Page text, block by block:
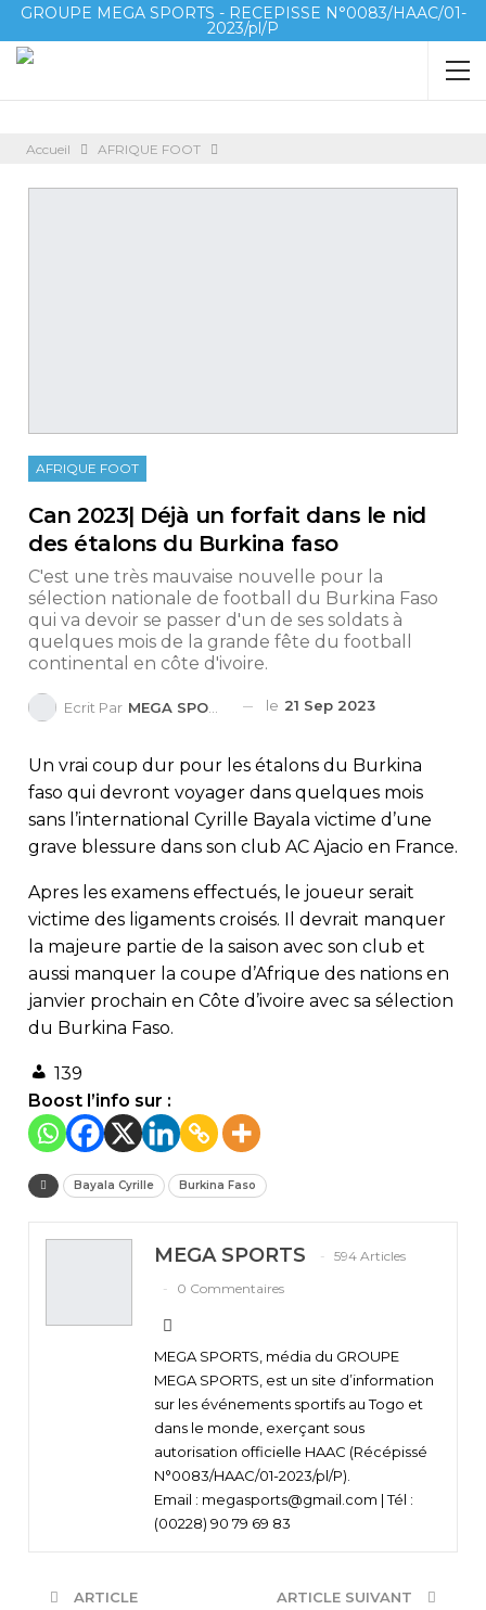
GROUPE MEGA SPORTS - RECEPISSE N°0083/HAAC/01-
2023/pl/P
Accueil AFRIQUE FOOT
AFRIQUE FOOT
Can 2023| Déjà un forfait dans le nid
des étalons du Burkina faso
C'est une très mauvaise nouvelle pour la
sélection nationale de football du Burkina Faso
qui va devoir se passer d'un de ses soldats à
quelques mois de la grande fête du football
continental en côte d'ivoire.
Ecrit Par MEGA SPORTS le 21 Sep 2023
Un vrai coup dur pour les étalons du Burkina
faso qui devront voyager dans quelques mois
sans l’international Cyrille Bayala victime d’une
grave blessure dans son club AC Ajacio en France.
Apres les examens effectués, le joueur serait
victime des ligaments croisés. Il devrait manquer
la majeure partie de la saison avec son club et
aussi manquer la coupe d’Afrique des nations en
janvier prochain en Côte d’ivoire avec sa sélection
du Burkina Faso.
139
Boost l’info sur :
Bayala Cyrille Burkina Faso
MEGA SPORTS
594 Articles
0 Commentaires
MEGA SPORTS, média du GROUPE
MEGA SPORTS, est un site d’information
sur les événements sportifs au Togo et
dans le monde, exerçant sous
autorisation officielle HAAC (Récépissé
N°0083/HAAC/01-2023/pl/P).
Email : megasports@gmail.com | Tél :
(00228) 90 79 69 83
ARTICLE
ARTICLE SUIVANT